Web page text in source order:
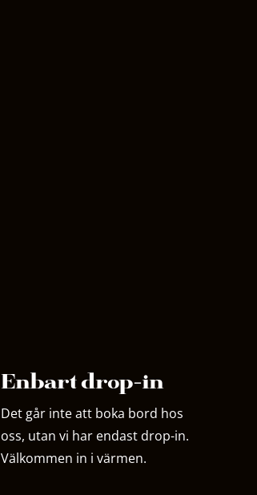
Enbart drop-in
Det går inte att boka bord hos
oss, utan vi har endast drop-in.
Välkommen in i värmen.